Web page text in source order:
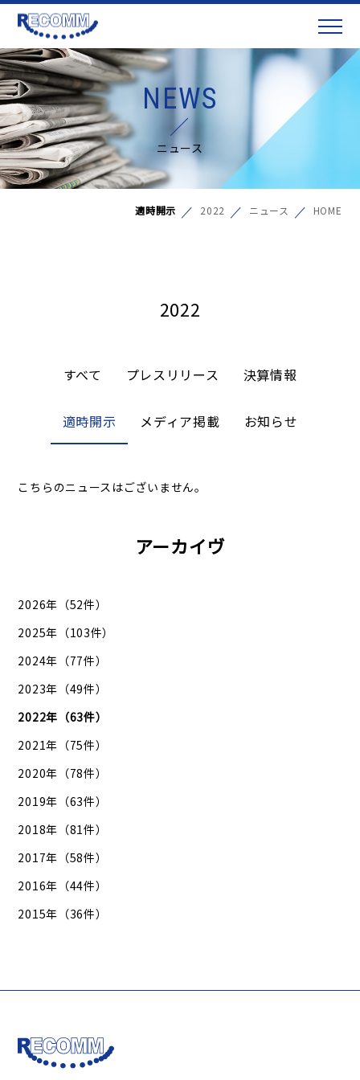
NEWS
ニュース
HOME
ニュース
2022
適時開示
2022
すべて プレスリリース 決算情報
適時開示 メディア掲載 お知らせ
こちらのニュースはございません。
アーカイヴ
2026年（52件）
2025年（103件）
2024年（77件）
2023年（49件）
2022年（63件）
2021年（75件）
2020年（78件）
2019年（63件）
2018年（81件）
2017年（58件）
2016年（44件）
2015年（36件）